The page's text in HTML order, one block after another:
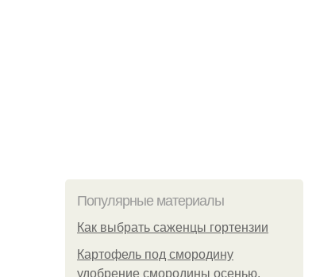
Популярные материалы
Как выбрать саженцы гортензии
Картофель под смородину
удобрение смородины осенью.